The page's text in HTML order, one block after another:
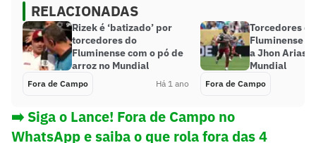
RELACIONADAS
Rizek é ‘batizado’ por
torcedores do
Fluminense com o pó de
arroz no Mundial
Fora de Campo Há 1 ano
Torcedores do
Fluminense
a Jhon Arias
Mundial
Fora de Campo
➡️ Siga o Lance! Fora de Campo no
WhatsApp e saiba o que rola fora das 4